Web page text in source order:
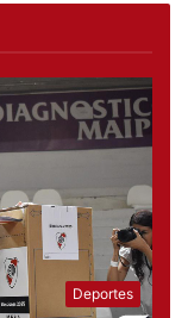
Deportes